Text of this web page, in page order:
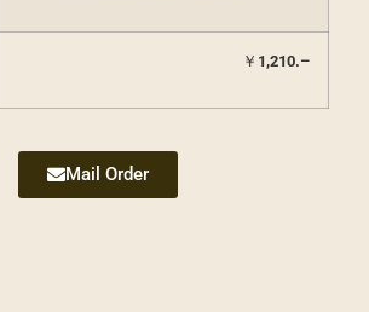
￥ 1,210.–
Mail Order